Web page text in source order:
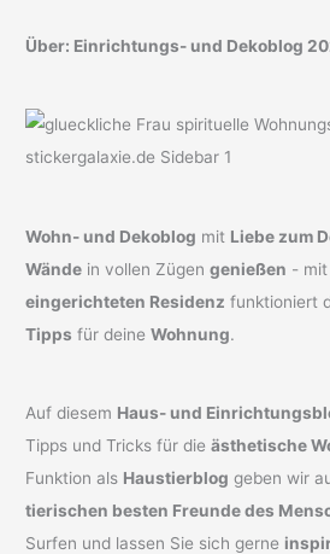
Über: Einrichtungs- und Dekoblog
Wohn- und Dekoblog mit Liebe zum
Wände in vollen Zügengenießen -
eingerichteten Residenz funktioniert
Tipps für deineWohnung.
Auf diesem Haus- und
Tipps und Tricks für dieästhetische
Funktion als Haustierblog geben wir
tierischen besten Freunde des
Surfen und lassen Sie sich gerne